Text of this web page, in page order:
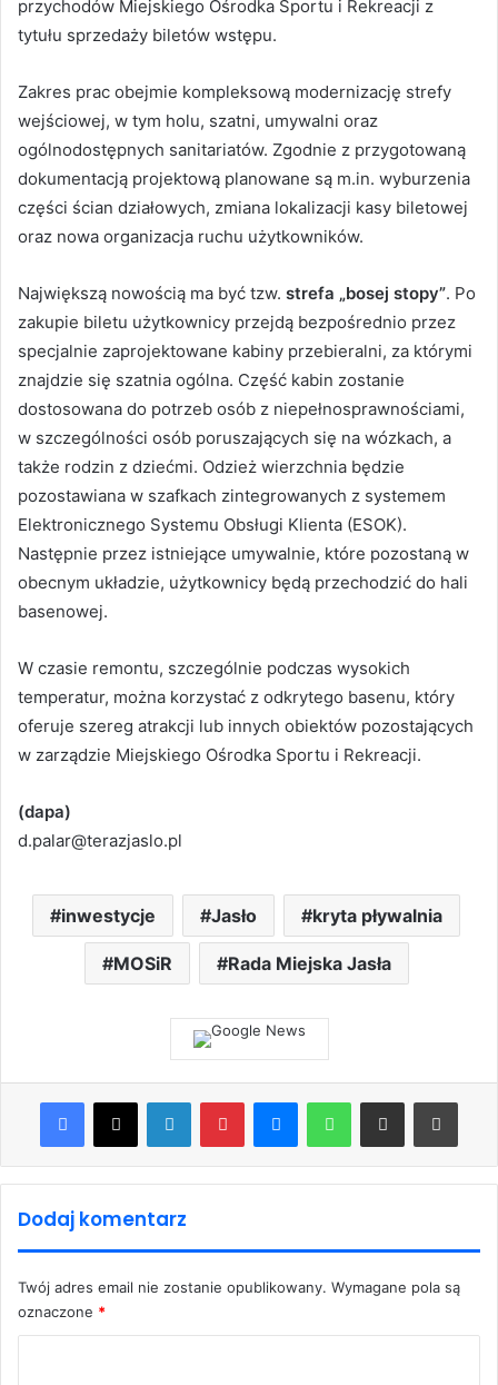
przychodów Miejskiego Ośrodka Sportu i Rekreacji z
tytułu sprzedaży biletów wstępu.
Zakres prac obejmie kompleksową modernizację strefy
wejściowej, w tym holu, szatni, umywalni oraz
ogólnodostępnych sanitariatów. Zgodnie z przygotowaną
dokumentacją projektową planowane są m.in. wyburzenia
części ścian działowych, zmiana lokalizacji kasy biletowej
oraz nowa organizacja ruchu użytkowników.
Największą nowością ma być tzw. strefa „bosej stopy”. Po
zakupie biletu użytkownicy przejdą bezpośrednio przez
specjalnie zaprojektowane kabiny przebieralni, za którymi
znajdzie się szatnia ogólna. Część kabin zostanie
dostosowana do potrzeb osób z niepełnosprawnościami,
w szczególności osób poruszających się na wózkach, a
także rodzin z dziećmi. Odzież wierzchnia będzie
pozostawiana w szafkach zintegrowanych z systemem
Elektronicznego Systemu Obsługi Klienta (ESOK).
Następnie przez istniejące umywalnie, które pozostaną w
obecnym układzie, użytkownicy będą przechodzić do hali
basenowej.
W czasie remontu, szczególnie podczas wysokich
temperatur, można korzystać z odkrytego basenu, który
oferuje szereg atrakcji lub innych obiektów pozostających
w zarządzie Miejskiego Ośrodka Sportu i Rekreacji.
(dapa)
d.palar@terazjaslo.pl
inwestycje Jasło kryta pływalnia
MOSiR Rada Miejska Jasła
Facebook
X LinkedInPinterestMessengerWhatsAppShare via Email Print
Dodaj komentarz
Twój adres email nie zostanie opublikowany. Wymagane pola są
oznaczone *